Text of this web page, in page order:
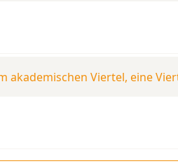
akademischen Viertel, eine